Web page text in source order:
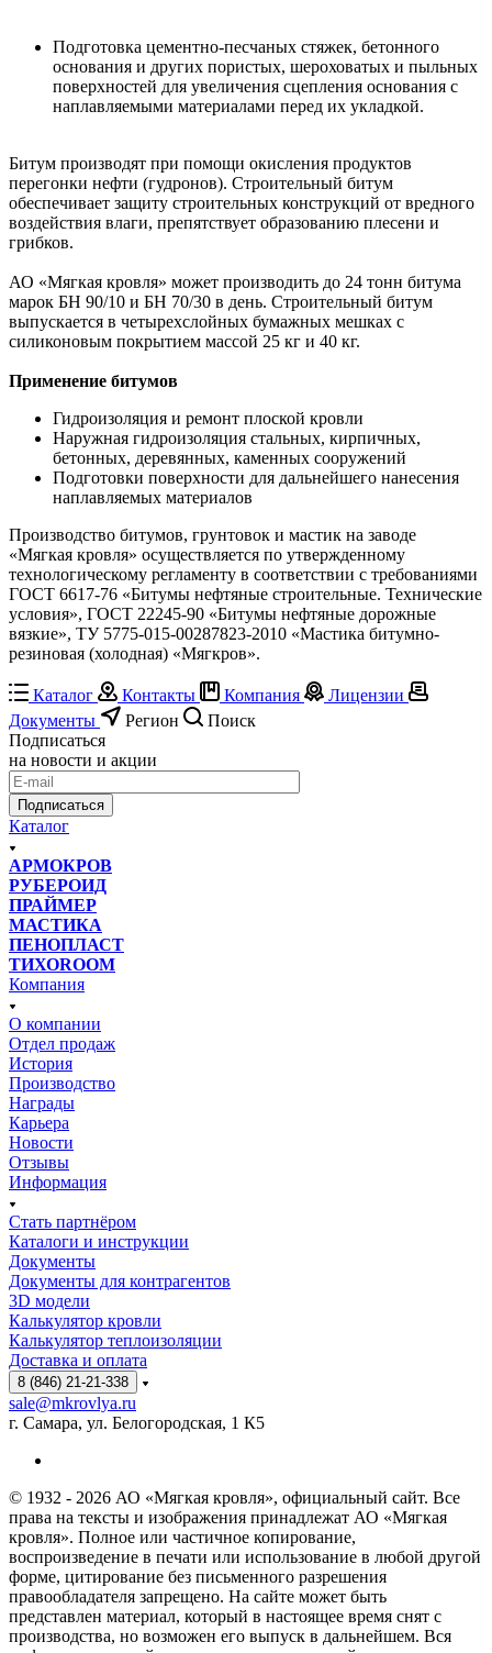
Подготовка цементно-песчаных стяжек, бетонного
основания и других пористых, шероховатых и пыльных
поверхностей для увеличения сцепления основания с
наплавляемыми материалами перед их укладкой.
Битум производят при помощи окисления продуктов
перегонки нефти (гудронов). Строительный битум
обеспечивает защиту строительных конструкций от вредного
воздействия влаги, препятствует образованию плесени и
грибков.
АО «Мягкая кровля» может производить до 24 тонн битума
марок БН 90/10 и БН 70/30 в день. Строительный битум
выпускается в четырехслойных бумажных мешках с
силиконовым покрытием массой 25 кг и 40 кг.
Применение битумов
Гидроизоляция и ремонт плоской кровли
Наружная гидроизоляция стальных, кирпичных,
бетонных, деревянных, каменных сооружений
Подготовки поверхности для дальнейшего нанесения
наплавляемых материалов
Производство битумов, грунтовок и мастик на заводе
«Мягкая кровля» осуществляется по утвержденному
технологическому регламенту в соответствии с требованиями
ГОСТ 6617-76 «Битумы нефтяные строительные. Технические
условия», ГОСТ 22245-90 «Битумы нефтяные дорожные
вязкие», ТУ 5775-015-00287823-2010 «Мастика битумно-
резиновая (холодная) «Мягкров».
Каталог Контакты Компания
Лицензии
Документы
Регион
Поиск
Подписаться
на новости и акции
Подписаться
Каталог
АРМОКРОВ
РУБЕРОИД
ПРАЙМЕР
МАСТИКА
ПЕНОПЛАСТ
ТИХОROOM
Компания
О компании
Отдел продаж
История
Производство
Награды
Карьера
Новости
Отзывы
Информация
Стать партнёром
Каталоги и инструкции
Документы
Документы для контрагентов
3D модели
Калькулятор кровли
Калькулятор теплоизоляции
Доставка и оплата
8 (846) 21-21-338
sale@mkrovlya.ru
г. Самара, ул. Белогородская, 1 К5
© 1932 - 2026 АО «Мягкая кровля», официальный сайт. Все
права на тексты и изображения принадлежат АО «Мягкая
кровля». Полное или частичное копирование,
воспроизведение в печати или использование в любой другой
форме, цитирование без письменного разрешения
правообладателя запрещено. На сайте может быть
представлен материал, который в настоящее время снят с
производства, но возможен его выпуск в дальнейшем. Вся